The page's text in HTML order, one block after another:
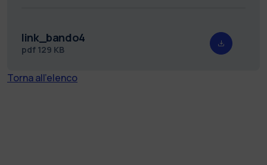
link_bando4
pdf 129 KB
Torna all'elenco